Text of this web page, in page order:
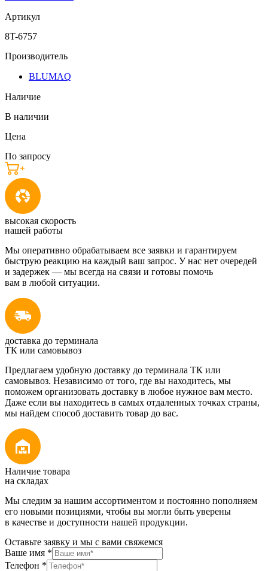
Артикул
8T-6757
Производитель
BLUMAQ
Наличие
В наличии
Цена
По запросу
высокая скорость
нашей работы
Мы оперативно обрабатываем все заявки и гарантируем
быструю реакцию на каждый ваш запрос. У нас нет очередей
и задержек — мы всегда на связи и готовы помочь
вам в любой ситуации.
доставка до терминала
ТК или самовывоз
Предлагаем удобную доставку до терминала ТК или
самовывоз. Независимо от того, где вы находитесь, мы
поможем организовать доставку в любое нужное вам место.
Даже если вы находитесь в самых отдаленных точках страны,
мы найдем способ доставить товар до вас.
Наличие товара
на складах
Мы следим за нашим ассортиментом и постоянно пополняем
его новыми позициями, чтобы вы могли быть уверены
в качестве и доступности нашей продукции.
Оставьте заявку и мы с вами свяжемся
Ваше имя *
Телефон *